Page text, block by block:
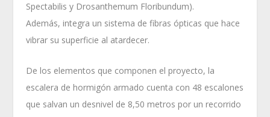
Spectabilis y Drosanthemum Floribundum).
Además, integra un sistema de fibras ópticas que hace
vibrar su superficie al atardecer.
De los elementos que componen el proyecto, la
escalera de hormigón armado cuenta con 48 escalones
que salvan un desnivel de 8,50 metros por un recorrido